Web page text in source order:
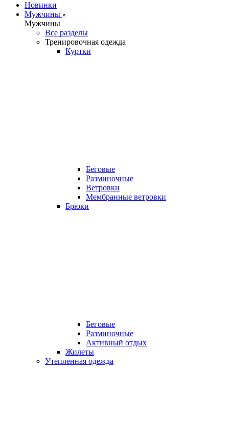
Новинки
Мужчины
Мужчины
Все разделы
Тренировочная одежда
Куртки
Беговые
Разминочные
Ветровки
Мембранные ветровки
Брюки
Беговые
Разминочные
Активный отдых
Жилеты
Утепленная одежда